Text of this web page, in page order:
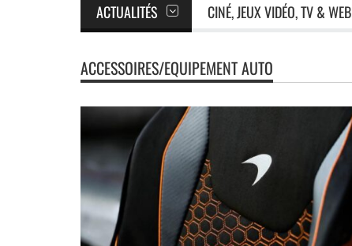
ACTUALITÉS CINÉ, JEUX VIDÉO, TV & WEB
ACCESSOIRES/EQUIPEMENT AUTO